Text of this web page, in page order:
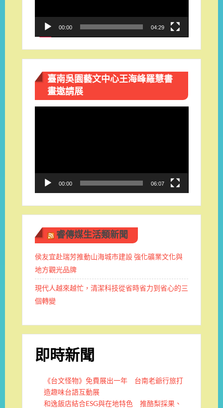
00:00 04:29
臺南吳園藝文中心王海峰羅慧書
畫邀請展
00:00 06:07
睿傳媒生活類新聞
侯友宜赴瑞芳推動山海城市建設 強化礦業文化與
地方觀光品牌
現代人越來越忙，清潔科技從省時省力到省心的三
個轉變
即時新聞
《台文怪物》免費展出一年 台南老爺行旅打
造趣味台語互動展
和逸飯店結合ESG與在地特色 推酪梨採果、